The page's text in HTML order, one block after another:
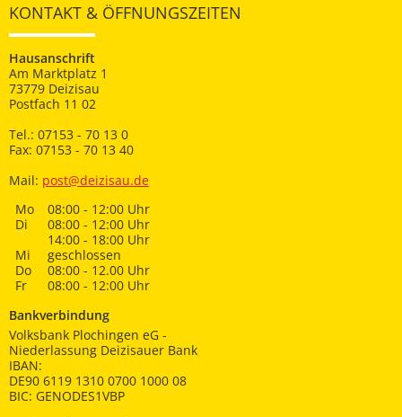
KONTAKT & ÖFFNUNGSZEITEN
Hausanschrift
Am Marktplatz 1
73779 Deizisau
Postfach 11 02
Tel.: 07153 - 70 13 0
Fax: 07153 - 70 13 40
Mail: post@deizisau.de
Mo
08:00 - 12:00 Uhr
Di
08:00 - 12:00 Uhr
14:00 - 18:00 Uhr
Mi
geschlossen
Do
08:00 - 12.00 Uhr
Fr
08:00 - 12:00 Uhr
Bankverbindung
Volksbank Plochingen eG -
Niederlassung Deizisauer Bank
IBAN:
DE90 6119 1310 0700 1000 08
BIC: GENODES1VBP